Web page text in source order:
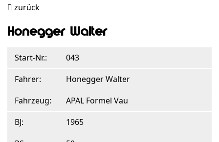
zurück
Honegger Walter
Start-Nr.:
043
Fahrer:
Honegger Walter
Fahrzeug:
APAL Formel Vau
BJ:
1965